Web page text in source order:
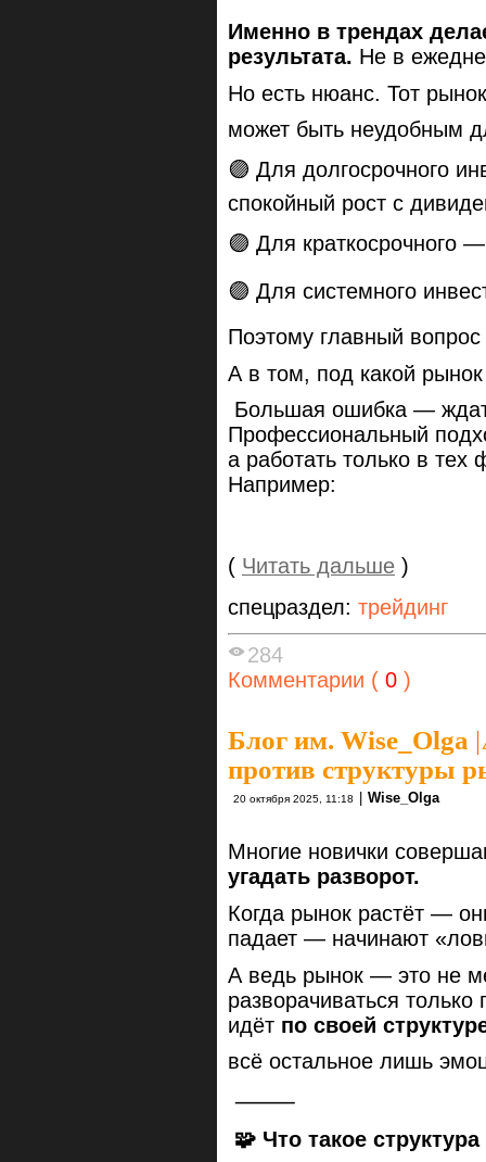
Именно в трендах
результата. Не в
Но есть нюанс. Тот
может быть неудобным
🟣 Для долгосрочного
спокойный рост с
🟣 Для краткосрочного
🟣 Для системного
Поэтому главный
А в том, под какой
Большая ошибка —
Профессиональный
а работать только в тех
Например:
( Читать дальше )
спецраздел: трейдинг
284
Комментарии ( 0 )
Блог им. Wise_Olga |
против структуры
20 октября 2025, 11:18 Wise_Olga
Многие новички
угадать разворот.
Когда рынок растёт —
падает — начинают
А ведь рынок — это не
разворачиваться
идёт по своей
всё остальное лишь
⸻
🧩 Что такое